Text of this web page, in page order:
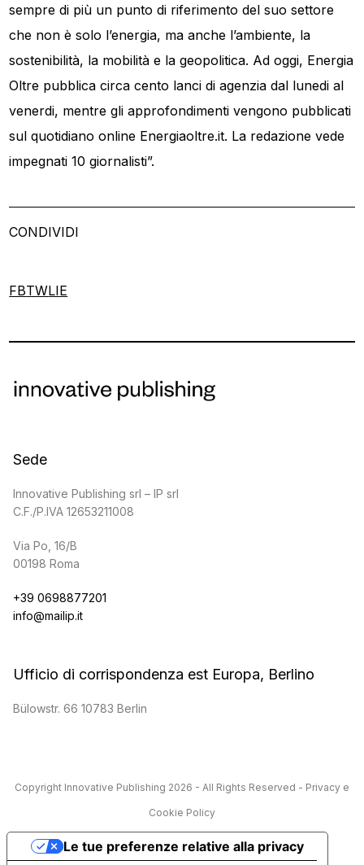
sempre di più un punto di riferimento del suo settore
che non è solo l’energia, ma anche l’ambiente, la
sostenibilità, la mobilità e la geopolitica. Ad oggi, Energia
Oltre pubblica circa cento lanci di agenzia dal lunedi al
venerdi, mentre gli approfondimenti vengono pubblicati
sul quotidiano online Energiaoltre.it. La redazione vede
impegnati 10 giornalisti”.
CONDIVIDI
FBTWLIE
Sede
Innovative Publishing srl – IP srl
C.F./P.IVA 12653211008
Via Po, 16/B
00198 Roma
+39 0698877201
info@mailip.it
Ufficio di corrispondenza est Europa, Berlino
Bülowstr. 66 10783 Berlin
Copyright Innovative Publishing 2026 - All Rights Reserved - Privacy e
Cookie Policy
Le tue preferenze relative alla privacy